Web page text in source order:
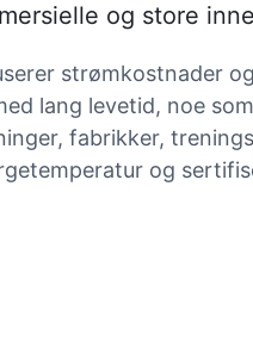
og store
strømkostnader
lang levetid, noe
fabrikker,
og